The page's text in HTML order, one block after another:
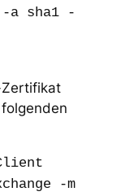
-a sha1 -
Zertifikat
-m